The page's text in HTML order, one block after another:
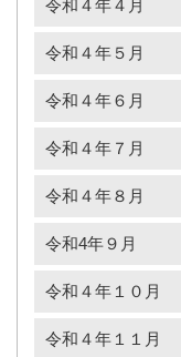
令和４年４月
令和４年５月
令和４年６月
令和４年７月
令和４年８月
令和4年９月
令和４年１０月
令和４年１１月